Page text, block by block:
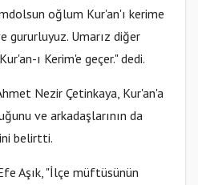
oğlum Kur'an'ı kerime
gururluyuz. Umarız diğer
ı Kerim'e geçer." dedi.
Nezir Çetinkaya, Kur'an'a
ve arkadaşlarının da
belirtti.
Aşık, "İlçe müftüsünün